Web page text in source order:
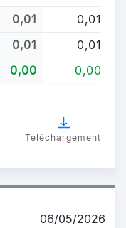
0,01
0,01
0,01
0,01
0,00 0,00
Téléchargement
06/05/2026